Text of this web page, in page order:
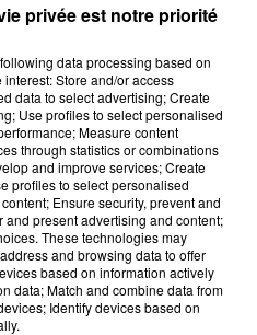
flambeaux
Phare de Petit-Fort-
la nuit, par la
Chamane
LOMA
privée est notre priorité
data processing based on
Store and/or access
data to select advertising; Create
Use profiles to select personalised
Measure content
through statistics or combinations
and improve services; Create
profiles to select personalised
Ensure security, prevent and
present advertising and content;
These technologies may
and browsing data to offer
based on information actively
data; Match and combine data from
Identify devices based on